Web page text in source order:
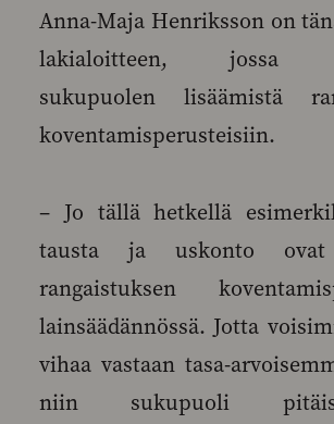
Anna-Maja Henriksson on
lakialoitteen, jossa
sukupuolen lisäämistä
koventamisperusteisiin.
– Jo tällä hetkellä
tausta ja uskonto ovat
rangaistuksen
lainsäädännössä. Jotta
vihaa vastaan tasa-
niin sukupuoli